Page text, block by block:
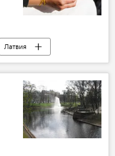
Латвия